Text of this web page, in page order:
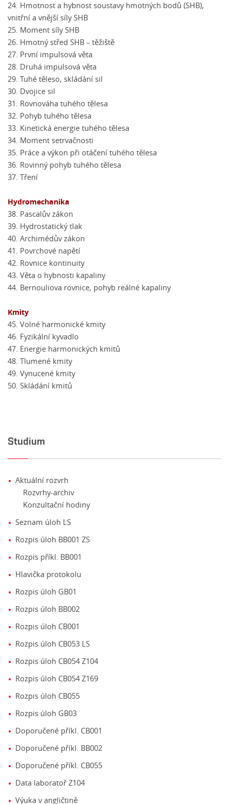
24. Hmotnost a hybnost soustavy hmotných bodů (SHB),
vnitřní a vnější síly SHB
25. Moment síly SHB
26. Hmotný střed SHB – těžiště
27. První impulsová věta
28. Druhá impulsová věta
29. Tuhé těleso, skládání sil
30. Dvojice sil
31. Rovnováha tuhého tělesa
32. Pohyb tuhého tělesa
33. Kinetická energie tuhého tělesa
34. Moment setrvačnosti
35. Práce a výkon při otáčení tuhého tělesa
36. Rovinný pohyb tuhého tělesa
37. Tření
Hydromechanika
38. Pascalův zákon
39. Hydrostatický tlak
40. Archimédův zákon
41. Povrchové napětí
42. Rovnice kontinuity
43. Věta o hybnosti kapaliny
44. Bernouliova rovnice, pohyb reálné kapaliny
Kmity
45. Volné harmonické kmity
46. Fyzikální kyvadlo
47. Energie harmonických kmitů
48. Tlumené kmity
49. Vynucené kmity
50. Skládání kmitů
Studium
Aktuální rozvrh
Rozvrhy-archiv
Konzultační hodiny
Seznam úloh LS
Rozpis úloh BB001 ZS
Rozpis příkl. BB001
Hlavička protokolu
Rozpis úloh GB01
Rozpis úloh BB002
Rozpis úloh CB001
Rozpis úloh CB053 LS
Rozpis úloh CB054 Z104
Rozpis úloh CB054 Z169
Rozpis úloh CB055
Rozpis úloh GB03
Doporučené příkl. CB001
Doporučené příkl. BB002
Doporučené příkl. CB055
Data laboratoř Z104
Výuka v angličtině